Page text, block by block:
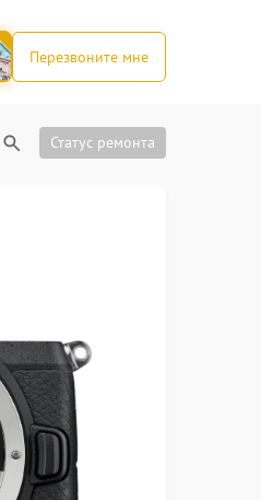
Перезвоните мне
Статус ремонта